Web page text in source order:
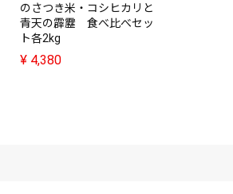
のさつき米・コシヒカリと
青天の霹靂 食べ比べセッ
ト各2kg
¥ 4,380